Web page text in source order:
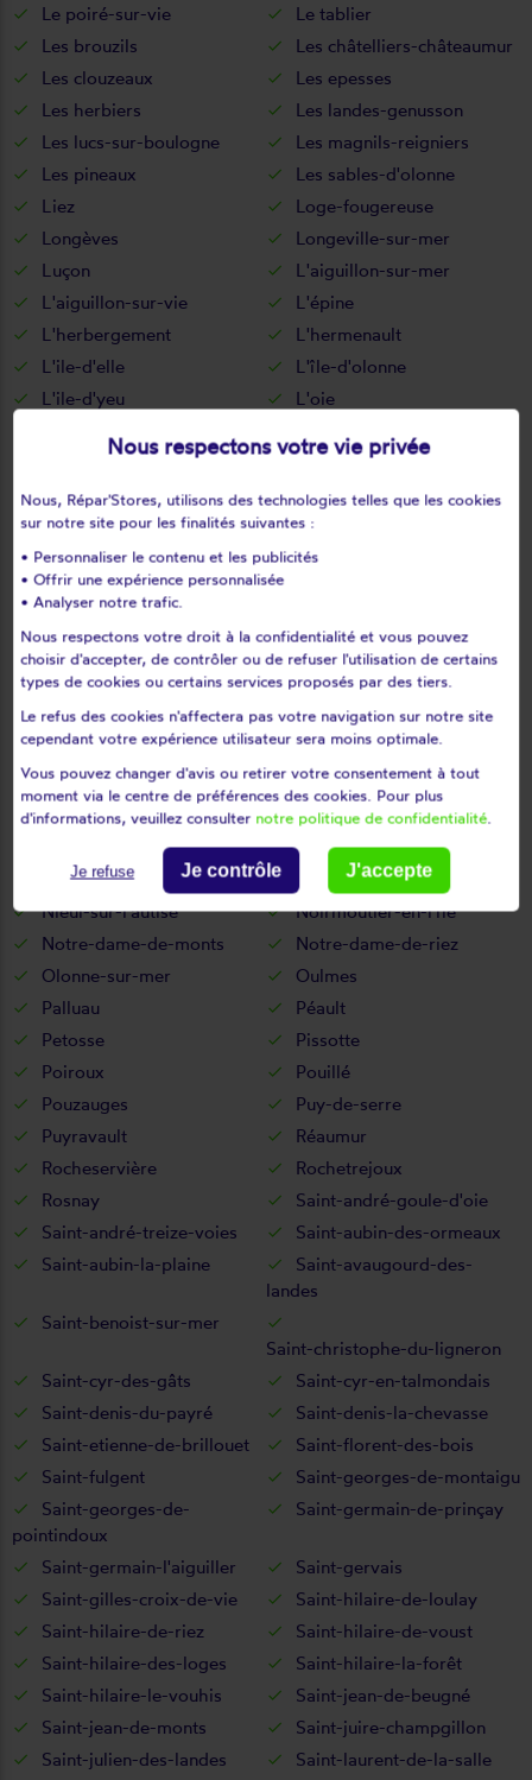
Le poiré-sur-vie
Le tablier
Les brouzils
Les châtelliers-châteaumur
Les clouzeaux
Les epesses
Les herbiers
Les landes-genusson
Les lucs-sur-boulogne
Les magnils-reigniers
Les pineaux
Les sables-d'olonne
Liez
Loge-fougereuse
Longèves
Longeville-sur-mer
Luçon
L'aiguillon-sur-mer
L'aiguillon-sur-vie
L'épine
L'herbergement
L'hermenault
L'ile-d'elle
L'île-d'olonne
L'ile-d'yeu
L'oie
Maillezais
Mallièvre
Mareuil-sur-lay-dissais
Marillet
Marsais-sainte-radégonde
Martinet
Menomblet
Mervent
Montournais
Montreuil
Montréverd
Moreilles
Mormaison
Mortagne-sur-sèvre
Mouchamps
Mouilleron-en-pareds
Mouilleron-le-captif
Mouilleron-Saint-Germain
Moutiers-les-mauxfaits
Moutiers-sur-le-lay
Mouzeuil-saint-martin
Nalliers
Nesmy
Nieul-le-dolent
Nieul-sur-l'autise
Noirmoutier-en-l'île
Notre-dame-de-monts
Notre-dame-de-riez
Olonne-sur-mer
Oulmes
Palluau
Péault
Petosse
Pissotte
Poiroux
Pouillé
Pouzauges
Puy-de-serre
Puyravault
Réaumur
Rocheservière
Rochetrejoux
Rosnay
Saint-andré-goule-d'oie
Saint-andré-treize-voies
Saint-aubin-des-ormeaux
Saint-aubin-la-plaine
Saint-avaugourd-des-
landes
Saint-benoist-sur-mer
Saint-christophe-du-ligneron
Saint-cyr-des-gâts
Saint-cyr-en-talmondais
Saint-denis-du-payré
Saint-denis-la-chevasse
Saint-etienne-de-brillouet
Saint-florent-des-bois
Saint-fulgent
Saint-georges-de-montaigu
Saint-georges-de-
pointindoux
Saint-germain-de-prinçay
Saint-germain-l'aiguiller
Saint-gervais
Saint-gilles-croix-de-vie
Saint-hilaire-de-loulay
Saint-hilaire-de-riez
Saint-hilaire-de-voust
Saint-hilaire-des-loges
Saint-hilaire-la-forêt
Saint-hilaire-le-vouhis
Saint-jean-de-beugné
Saint-jean-de-monts
Saint-juire-champgillon
Saint-julien-des-landes
Saint-laurent-de-la-salle
Nous respectons votre vie privée
Nous, Répar'Stores, utilisons des technologies telles que les cookies
sur notre site pour les finalités suivantes :
• Personnaliser le contenu et les publicités
• Offrir une expérience personnalisée
• Analyser notre trafic.
Nous respectons votre droit à la confidentialité et vous pouvez
choisir d'accepter, de contrôler ou de refuser l'utilisation de certains
types de cookies ou certains services proposés par des tiers.
Le refus des cookies n'affectera pas votre navigation sur notre site
cependant votre expérience utilisateur sera moins optimale.
Vous pouvez changer d'avis ou retirer votre consentement à tout
moment via le centre de préférences des cookies. Pour plus
d'informations, veuillez consulter notre politique de confidentialité.
Je refuse Je contrôle J'accepte